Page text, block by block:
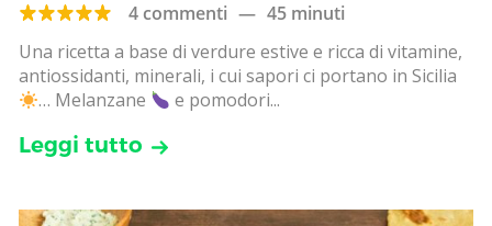
4 commenti — 45 minuti
Una ricetta a base di verdure estive e ricca di vitamine,
antiossidanti, minerali, i cui sapori ci portano in Sicilia
… Melanzane
e pomodori...
Leggi tutto